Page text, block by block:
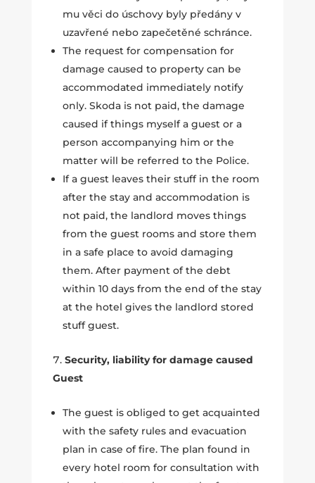
mu věci do úschovy byly předány v
uzavřené nebo zapečetěné schránce.
The request for compensation for
damage caused to property can be
accommodated immediately notify
only. Skoda is not paid, the damage
caused if things myself a guest or a
person accompanying him or the
matter will be referred to the Police.
If a guest leaves their stuff in the room
after the stay and accommodation is
not paid, the landlord moves things
from the guest rooms and store them
in a safe place to avoid damaging
them. After payment of the debt
within 10 days from the end of the stay
at the hotel gives the landlord stored
stuff guest.
Security, liability for damage caused
Guest
The guest is obliged to get acquainted
with the safety rules and evacuation
plan in case of fire. The plan found in
every hotel room for consultation with